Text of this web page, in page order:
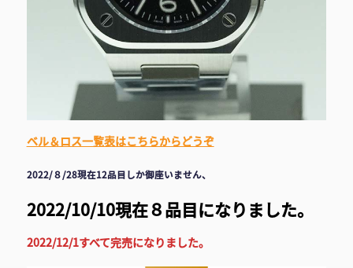
ベル＆ロス一覧表はこちらからどうぞ
2022/８/28現在12品目しか御座いません、
2022/10/10現在８品目になりました。
2022/12/1すべて完売になりました。